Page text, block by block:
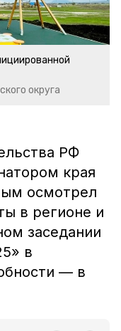
округа
РФ
края
осмотрел
в регионе и
заседании
в
— в